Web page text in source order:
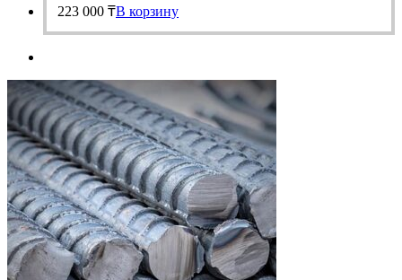
223 000 ₸В корзину